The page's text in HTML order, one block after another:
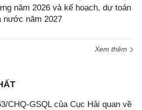
năm 2026 và kế hoạch, dự toán
nước năm 2027
Xem thêm
CHQ-GSQL của Cục Hải quan về